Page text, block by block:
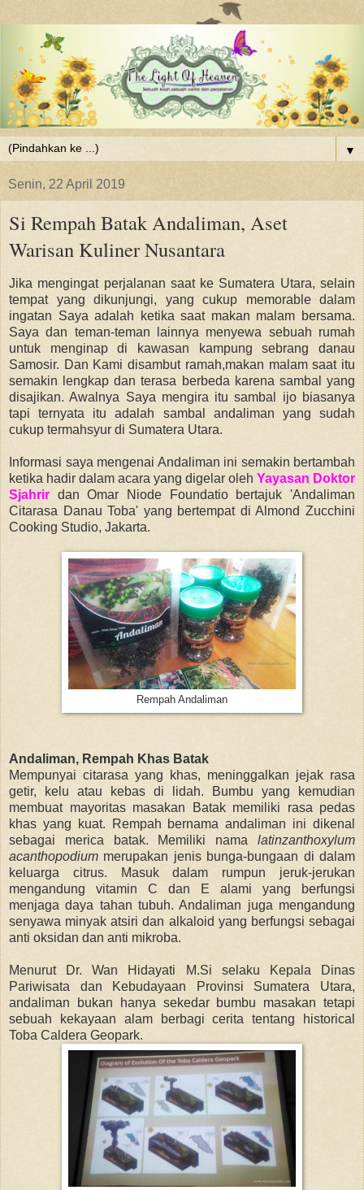
▼
Senin, 22 April 2019
Si Rempah Batak Andaliman, Aset
Warisan Kuliner Nusantara
Jika mengingat perjalanan saat ke Sumatera Utara, selain
tempat yang dikunjungi, yang cukup memorable dalam
ingatan Saya adalah ketika saat makan malam bersama.
Saya dan teman-teman lainnya menyewa sebuah rumah
untuk menginap di kawasan kampung sebrang danau
Samosir. Dan Kami disambut ramah,makan malam saat itu
semakin lengkap dan terasa berbeda karena sambal yang
disajikan. Awalnya Saya mengira itu sambal ijo biasanya
tapi ternyata itu adalah sambal andaliman yang sudah
cukup termahsyur di Sumatera Utara.
Informasi saya mengenai Andaliman ini semakin bertambah
ketika hadir dalam acara yang digelar oleh Yayasan Doktor
Sjahrir dan Omar Niode Foundatio bertajuk 'Andaliman
Citarasa Danau Toba' yang bertempat di Almond Zucchini
Cooking Studio, Jakarta.
Rempah Andaliman
Andaliman, Rempah Khas Batak
Mempunyai citarasa yang khas, meninggalkan jejak rasa
getir, kelu atau kebas di lidah. Bumbu yang kemudian
membuat mayoritas masakan Batak memiliki rasa pedas
khas yang kuat.
Rempah bernama andaliman ini dikenal
sebagai merica batak. Memiliki nama latinzanthoxylum
acanthopodium merupakan jenis bunga-bungaan di dalam
keluarga citrus. Masuk dalam rumpun jeruk-jerukan
mengandung vitamin C dan E alami yang berfungsi
menjaga daya tahan tubuh. Andaliman juga mengandung
senyawa minyak atsiri dan alkaloid yang berfungsi sebagai
anti oksidan dan anti mikroba.
Menurut Dr. Wan Hidayati M.Si selaku Kepala Dinas
Pariwisata dan Kebudayaan Provinsi Sumatera Utara,
andaliman bukan hanya sekedar bumbu masakan tetapi
sebuah kekayaan alam berbagi cerita tentang historical
Toba Caldera Geopark.